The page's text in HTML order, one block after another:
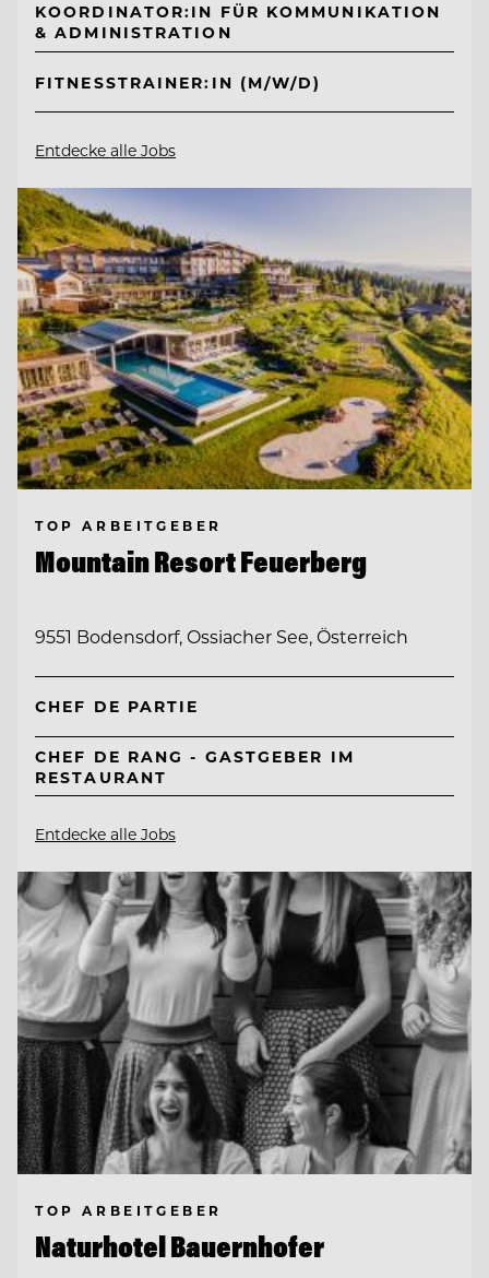
KOORDINATOR:IN FÜR KOMMUNIKATION
& ADMINISTRATION
FITNESSTRAINER:IN (M/W/D)
Entdecke alle Jobs
TOP ARBEITGEBER
Mountain Resort Feuerberg
9551 Bodensdorf, Ossiacher See, Österreich
CHEF DE PARTIE
CHEF DE RANG - GASTGEBER IM
RESTAURANT
Entdecke alle Jobs
TOP ARBEITGEBER
Naturhotel Bauernhofer